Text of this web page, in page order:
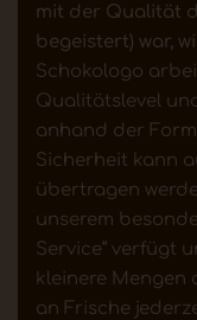
mit der Qualität
begeistert) war,
Schokologo
Qualitätslevel
anhand der
Sicherheit kann
übertragen
unserem
Service“ verfügt
kleinere Mengen
an Frische